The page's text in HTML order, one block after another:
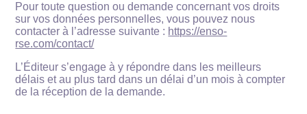
Pour toute question ou demande concernant vos droits
sur vos données personnelles, vous pouvez nous
contacter à l’adresse suivante : https://enso-
rse.com/contact/
L’Éditeur s’engage à y répondre dans les meilleurs
délais et au plus tard dans un délai d’un mois à compter
de la réception de la demande.